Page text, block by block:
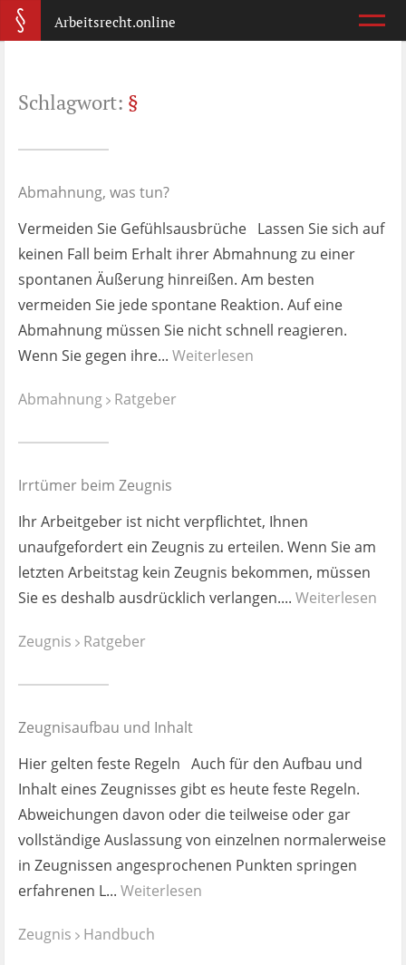
Arbeitsrecht.online
Was ist wichtig?
Wie reagiere ich?
Kündigung
Was jetzt?
Aufhebungsvertrag
Wann lohnt er sich?
Zeugnis
Ist es wirklich gut?
News
Impressum
Schlagwort: §
Abmahnung, was tun?
Vermeiden Sie Gefühlsausbrüche Lassen Sie sich auf
keinen Fall beim Erhalt ihrer Abmahnung zu einer
spontanen Äußerung hinreißen. Am besten
vermeiden Sie jede spontane Reaktion. Auf eine
Abmahnung müssen Sie nicht schnell reagieren.
Wenn Sie gegen ihre... Weiterlesen
Abmahnung Ratgeber
Irrtümer beim Zeugnis
Ihr Arbeitgeber ist nicht verpflichtet, Ihnen
unaufgefordert ein Zeugnis zu erteilen. Wenn Sie am
letzten Arbeitstag kein Zeugnis bekommen, müssen
Sie es deshalb ausdrücklich verlangen.... Weiterlesen
Zeugnis Ratgeber
Zeugnisaufbau und Inhalt
Hier gelten feste Regeln Auch für den Aufbau und
Inhalt eines Zeugnisses gibt es heute feste Regeln.
Abweichungen davon oder die teilweise oder gar
vollständige Auslassung von einzelnen normalerweise
in Zeugnissen angesprochenen Punkten springen
erfahrenen L... Weiterlesen
Zeugnis Handbuch